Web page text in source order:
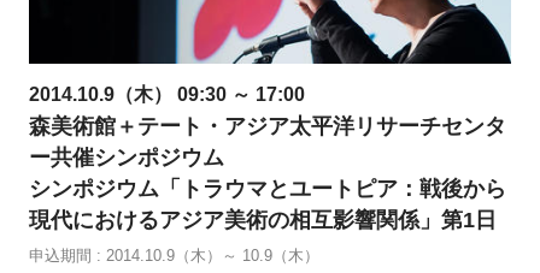
2014.10.9（木） 09:30 ～ 17:00
森美術館＋テート・アジア太平洋リサーチセンタ
ー共催シンポジウム
シンポジウム「トラウマとユートピア：戦後から
現代におけるアジア美術の相互影響関係」第1日
申込期間 : 2014.10.9（木）～ 10.9（木）